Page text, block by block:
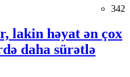
342
lakin həyat ən çox
daha sürətlə